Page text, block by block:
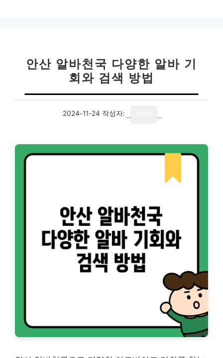
안산 알바천국 다양한 알바 기
회와 검색 방법
2024-11-24 작성자: